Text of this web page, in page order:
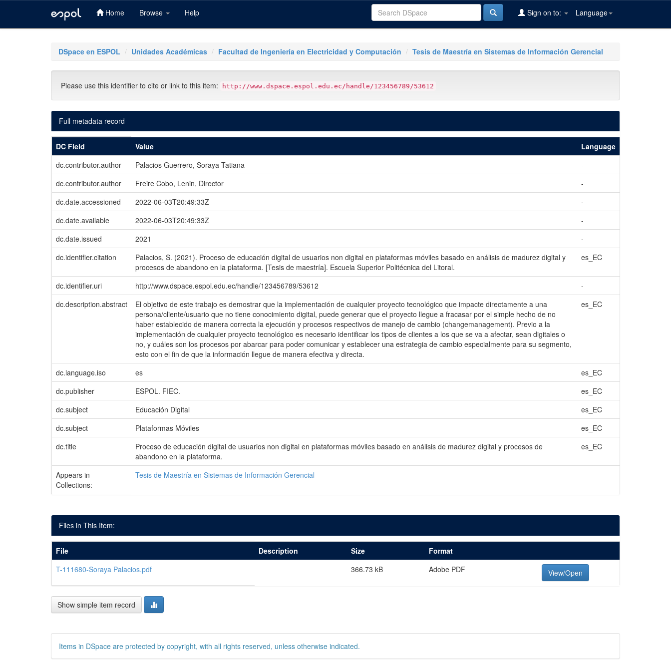
Home Browse Help Language
Sign on to:
DSpace en ESPOL Unidades Académicas Facultad de Ingeniería en Electricidad y Computación Tesis de Maestría en Sistemas de Información Gerencial
Please use this identifier to cite or link to this item: http://www.dspace.espol.edu.ec/handle/123456789/53612
Full metadata record
DC Field Value
Language
dc.contributor.author
Palacios Guerrero, Soraya Tatiana
-
dc.contributor.author
Freire Cobo, Lenin, Director
-
dc.date.accessioned
2022-06-03T20:49:33Z
-
dc.date.available
2022-06-03T20:49:33Z
-
dc.date.issued
2021
-
dc.identifier.citation
Palacios, S. (2021). Proceso de educación digital de usuarios non digital en plataformas móviles basado en análisis de madurez digital y
procesos de abandono en la plataforma. [Tesis de maestría]. Escuela Superior Politécnica del Litoral.
es_EC
dc.identifier.uri http://www.dspace.espol.edu.ec/handle/123456789/53612
-
dc.description.abstract
El objetivo de este trabajo es demostrar que la implementación de cualquier proyecto tecnológico que impacte directamente a una
persona/cliente/usuario que no tiene conocimiento digital, puede generar que el proyecto llegue a fracasar por el simple hecho de no
haber establecido de manera correcta la ejecución y procesos respectivos de manejo de cambio (changemanagement). Previo a la
implementación de cualquier proyecto tecnológico es necesario identificar los tipos de clientes a los que se va a afectar, sean digitales o
no, y cuáles son los procesos por abarcar para poder comunicar y establecer una estrategia de cambio especialmente para su segmento,
esto con el fin de que la información llegue de manera efectiva y directa.
es_EC
dc.language.iso es
es_EC
dc.publisher
ESPOL. FIEC.
es_EC
dc.subject
Educación Digital
es_EC
dc.subject
Plataformas Móviles
es_EC
dc.title
Proceso de educación digital de usuarios non digital en plataformas móviles basado en análisis de madurez digital y procesos de
abandono en la plataforma.
es_EC
Appears in
Collections:
Tesis de Maestría en Sistemas de Información Gerencial
Files in This Item:
File Description Size
Format
T-111680-Soraya Palacios.pdf
366.73 kB Adobe PDF View/Open
Show simple item record
Items in DSpace are protected by copyright, with all rights reserved, unless otherwise indicated.